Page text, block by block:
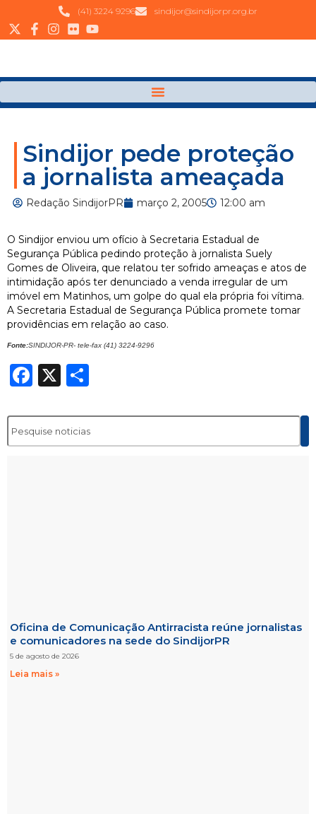
(41) 3224 9296 sindijor@sindijorpr.org.br
Sindijor pede proteção
a jornalista ameaçada
Redação SindijorPR março 2, 2005 12:00 am
O Sindijor enviou um ofício à Secretaria Estadual de
Segurança Pública pedindo proteção à jornalista Suely
Gomes de Oliveira, que relatou ter sofrido ameaças e atos de
intimidação após ter denunciado a venda irregular de um
imóvel em Matinhos, um golpe do qual ela própria foi vítima.
A Secretaria Estadual de Segurança Pública promete tomar
providências em relação ao caso.
Fonte:SINDIJOR-PR- tele-fax (41) 3224-9296
Facebook
X
Oficina de Comunicação Antirracista reúne jornalistas
e comunicadores na sede do SindijorPR
5 de agosto de 2026
Leia mais »